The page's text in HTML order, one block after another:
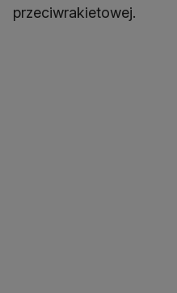
przeciwrakietowej.